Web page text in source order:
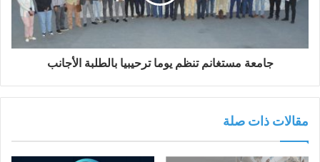
جامعة مستغانم تنظم يوما ترحيبيا بالطلبة الأجانب
مقالات ذات صلة